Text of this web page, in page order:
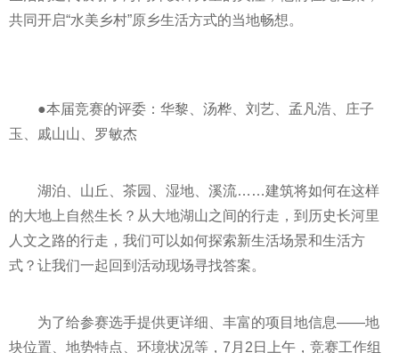
共同开启“水美乡村”原乡生活方式的当地畅想。
●本届竞赛的评委：华黎、汤桦、刘艺、孟凡浩、庄子
玉、戚山山、罗敏杰
湖泊、山丘、茶园、湿地、溪流……建筑将如何在这样
的大地上自然生长？从大地湖山之间的行走，到历史长河里
人文之路的行走，我们可以如何探索新生活场景和生活方
式？让我们一起回到活动现场寻找答案。
为了给参赛选手提供更详细、丰富的项目地信息——地
块位置、地势特点、环境状况等，7月2日上午，竞赛工作组